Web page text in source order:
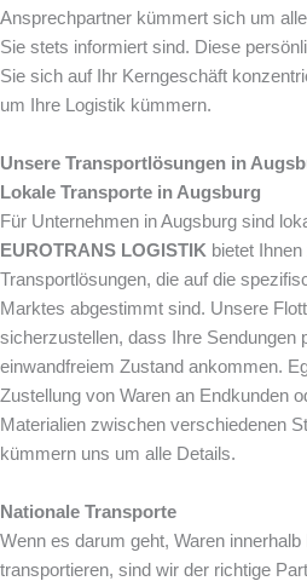
Ansprechpartner kümmert sich um
Sie stets informiert sind. Diese
Sie sich auf Ihr Kerngeschäft
um Ihre Logistik kümmern.
Unsere Transportlösungen in
Lokale Transporte in Augsburg
Für Unternehmen in Augsburg sind
EUROTRANS LOGISTIK bietet
Transportlösungen, die auf die
Marktes abgestimmt sind. Unsere
sicherzustellen, dass Ihre Sendungen
einwandfreiem Zustand ankommen.
Zustellung von Waren an Endkunden
Materialien zwischen verschiedenen
kümmern uns um alle Details.
Nationale Transporte
Wenn es darum geht, Waren
transportieren, sind wir der richtige